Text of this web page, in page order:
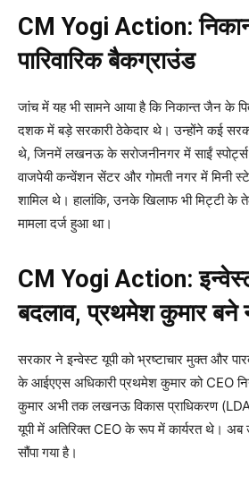
CM Yogi Action:
पारिवारिक बैकग्राउंड
जांच में यह भी सामने आया है कि निकान्त जैन के
दशक में बड़े सरकारी ठेकेदार थे। उन्होंने कई
थे, जिनमें लखनऊ के सरोजनीनगर में साईं
वाजपेयी कन्वेंशन सेंटर और गोमती नगर में मिनी
शामिल थे। हालांकि, उनके खिलाफ भी मिट्टी के
मामला दर्ज हुआ था।
CM Yogi Action:
बदलाव, प्रथमेश कुमार बने
सरकार ने इन्वेस्ट यूपी को भ्रष्टाचार मुक्त और
के आईएएस अधिकारी प्रथमेश कुमार को CEO
कुमार अभी तक लखनऊ विकास प्राधिकरण
यूपी में अतिरिक्त CEO के रूप में कार्यरत थे। अब
सौंपा गया है।